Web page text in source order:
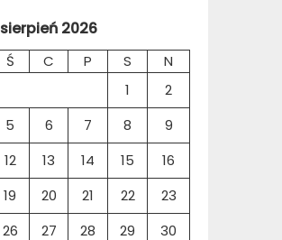
sierpień 2026
Ś C P S
N
1
2
5 6 7 8
9
12 13 14 15
16
19 20 21 22
23
26 27 28 29
30